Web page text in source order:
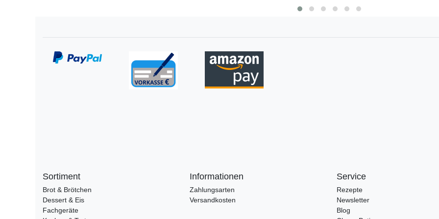
Sortiment
Brot & Brötchen
Dessert & Eis
Fachgeräte
Informationen
Zahlungsarten
Versandkosten
Service
Rezepte
Newsletter
Blog